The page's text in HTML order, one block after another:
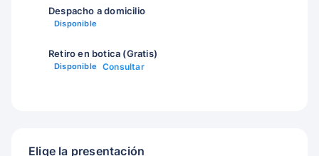
Despacho a domicilio
Disponible
Retiro en botica (Gratis)
Disponible Consultar
Elige la presentación